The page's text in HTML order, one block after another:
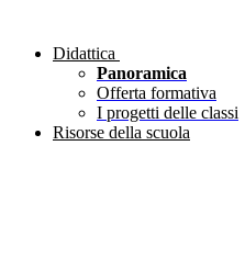
Didattica
Panoramica
Offerta formativa
I progetti delle classi
Risorse della scuola